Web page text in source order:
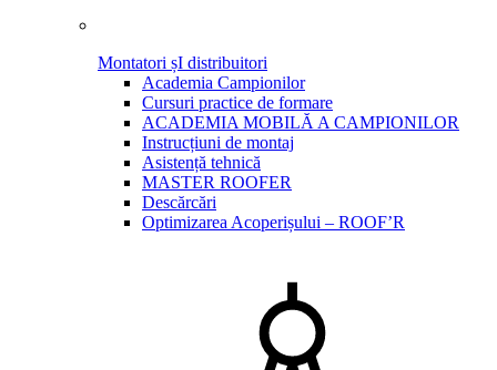
Montatori șI distribuitori
Academia Campionilor
Cursuri practice de formare
ACADEMIA MOBILĂ A CAMPIONILOR
Instrucțiuni de montaj
Asistență tehnică
MASTER ROOFER
Descărcări
Optimizarea Acoperișului – ROOF’R